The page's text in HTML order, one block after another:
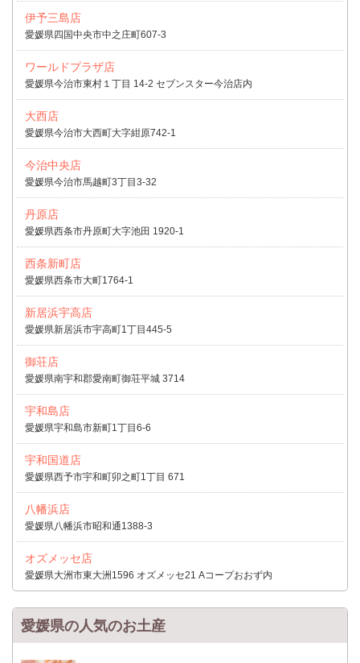
伊予三島店
愛媛県四国中央市中之庄町607-3
ワールドプラザ店
愛媛県今治市東村１丁目 14-2 セブンスター今治店内
大西店
愛媛県今治市大西町大字紺原742-1
今治中央店
愛媛県今治市馬越町3丁目3-32
丹原店
愛媛県西条市丹原町大字池田 1920-1
西条新町店
愛媛県西条市大町1764-1
新居浜宇高店
愛媛県新居浜市宇高町1丁目445-5
御荘店
愛媛県南宇和郡愛南町御荘平城 3714
宇和島店
愛媛県宇和島市新町1丁目6-6
宇和国道店
愛媛県西予市宇和町卯之町1丁目 671
八幡浜店
愛媛県八幡浜市昭和通1388-3
オズメッセ店
愛媛県大洲市東大洲1596 オズメッセ21 Aコープおおず内
愛媛県の人気のお土産